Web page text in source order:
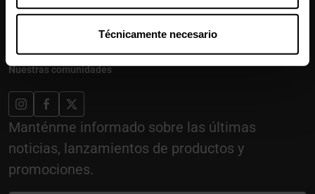
Técnicamente necesario
De lunes a viernes, de 10:00 a 13:00 y 14:00 a 18:00
info@caseking.es
Nuestras comunidades
Manténme informado sobre las últimas
noticias, lanzamientos de productos y
promociones.